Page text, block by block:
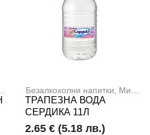
Безалкохолни напитки Минерална вода
ТРАПЕЗНА ВОДА
СЕРДИКА 11Л
2.65 € (5.18 лв.)